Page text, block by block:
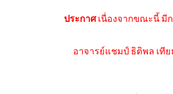
ประกาศเนื่องจากขณะนี้ มี
อาจารย์แชมป์ ธิติพล เที